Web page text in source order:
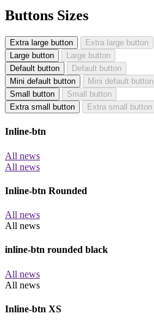
Buttons Sizes
Extra large button
Extra large button
Large button
Large button
Default button
Default button
Mini default button
Mini default button
Small button
Small button
Extra small button
Extra small button
Inline-btn
All news
All news
Inline-btn Rounded
All news
All news
inline-btn rounded black
All news
All news
Inline-btn XS